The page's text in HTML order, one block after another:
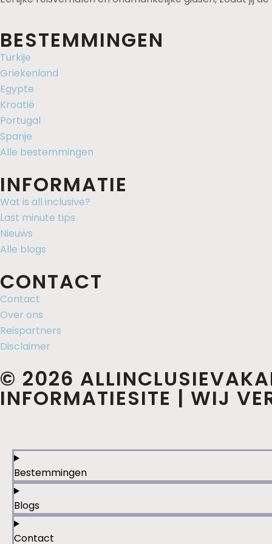
BESTEMMINGEN
Turkije
Griekenland
Egypte
Kroatië
Portugal
Spanje
Alle bestemmingen
INFORMATIE
Wat is all inclusive?
Last minute tips
Nieuws
Alle blogs
CONTACT
Contact
Over ons
Reispartners
Disclaimer
© 2026
INFORMATIESITE | WIJ
Bestemmingen
Blogs
Contact